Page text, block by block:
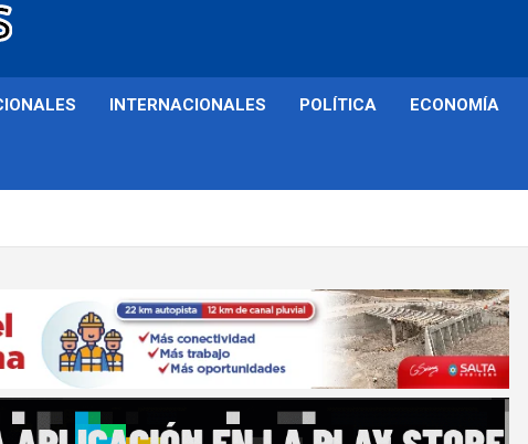
INTERNACIONALES POLÍTICA ECONOMÍA